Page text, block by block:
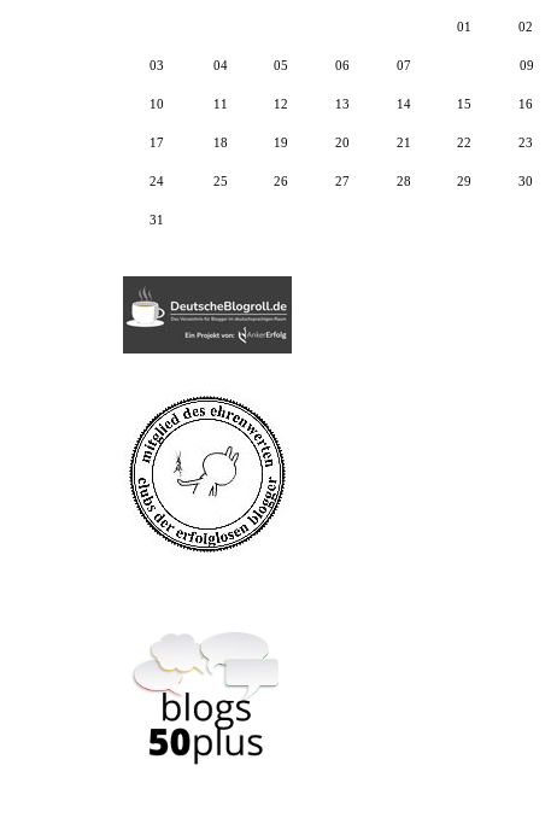
01 02
03 04 05 06 07 09
10 11 12 13 14 15 16
17 18 19 20 21 22 23
24 25 26 27 28 29 30
31